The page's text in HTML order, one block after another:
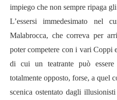
impiego che non sempre ripaga
L’essersi immedesimato nel
Malabrocca, che correva per
poter competere con i vari Coppi
di cui un teatrante può
totalmente opposto, forse, a quel
scenica ostentato dagli